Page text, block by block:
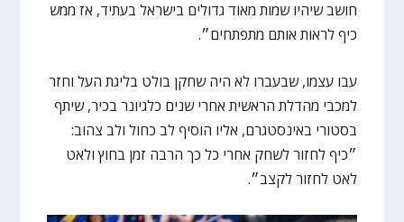
חושב שיהיו שמות מאוד גדולים בישראל בעתיד, אז ממש
כיף לראות אותם מתפתחים״.
‏עבו עצמו, שבעברו לא היה שחקן בולט בליגת העל וחזר
למכבי מהדלת הראשית אחרי שנים כלגיונר בכיר, שיתף
בסטורי באינסטגרם, אליו הוסיף לב כחול ולב צהוב:
״כיף לחזור לשחק אחרי כל כך הרבה זמן בחוץ ולאט
לאט לחזור לקצב״.